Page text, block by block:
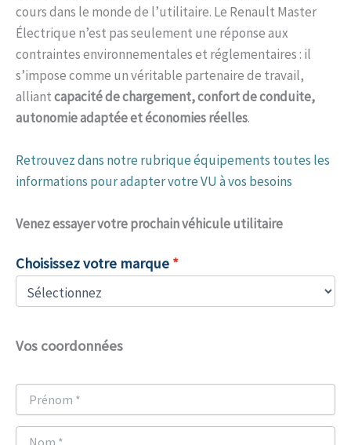
cours dans le monde de l’utilitaire. Le Renault Master
Électrique n’est pas seulement une réponse aux
contraintes environnementales et réglementaires : il
s’impose comme un véritable partenaire de travail,
alliantcapacité de chargement, confort de conduite,
autonomie adaptée et économies réelles.
Retrouvez dans notre rubrique équipements toutes les
informations pour adapter votre VU à vos besoins
Venezessayer votre prochain véhicule utilitaire
Choisissez votre marque
Vos coordonnées